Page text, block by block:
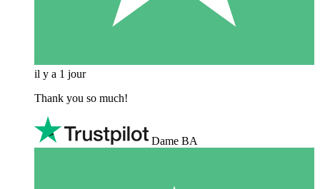
il y a 1 jour
Thank you so much!
Dame BA